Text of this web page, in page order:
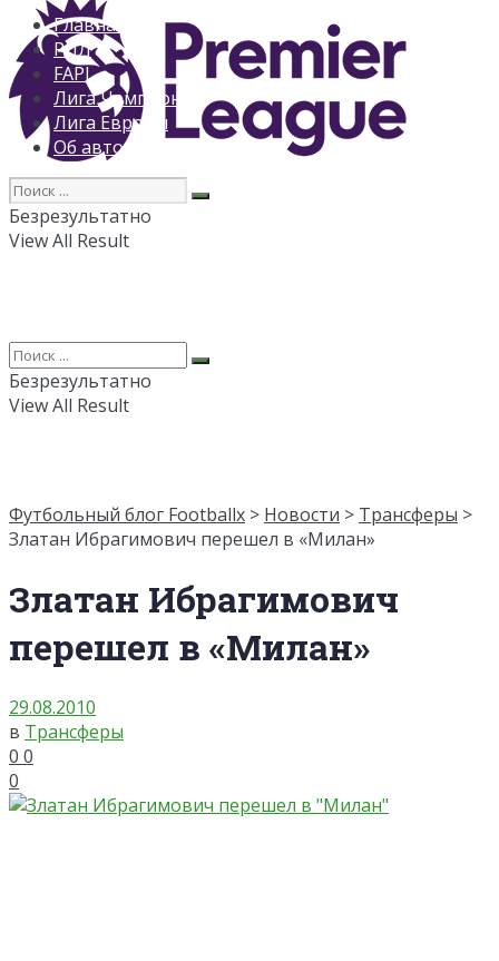
Главная
РПЛ
FAPL
Лига Чемпионов
Лига Европы
Об авторе
Безрезультатно
View All Result
Безрезультатно
View All Result
Футбольный блог Footballx > Новости > Трансферы >
Златан Ибрагимович перешел в «Милан»
Златан Ибрагимович
перешел в «Милан»
29.08.2010
в Трансферы
0 0
0